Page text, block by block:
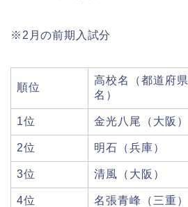
※2月の前期入試分
順位
高校名（都道府県
名）
1位 金光八尾（大阪）
2位 明石（兵庫）
3位 清風（大阪）
4位 名張青峰（三重）